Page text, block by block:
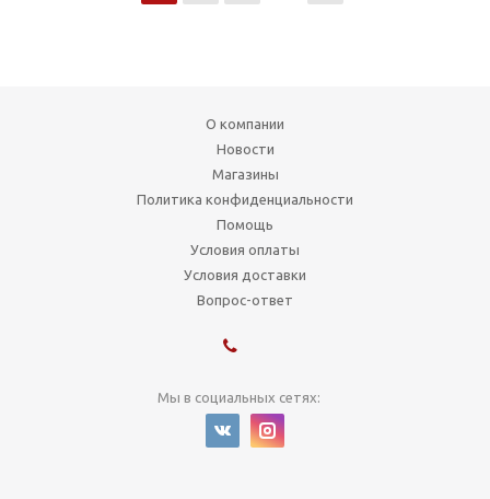
О компании
Новости
Магазины
Политика конфиденциальности
Помощь
Условия оплаты
Условия доставки
Вопрос-ответ
Мы в социальных сетях: